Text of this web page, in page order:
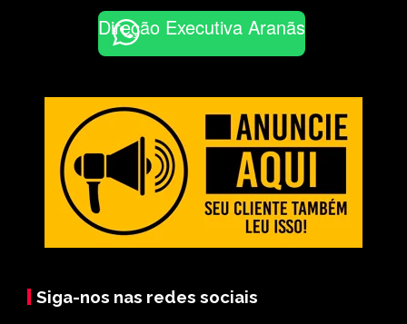
Direção Executiva Aranãs
Siga-nos nas redes sociais